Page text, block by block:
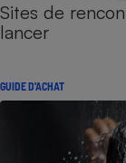
Sites de
lancer
GUIDE D'ACHAT